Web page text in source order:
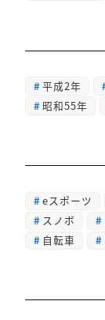
平成2年
昭和55年
eスポーツ
スノボ
自転車